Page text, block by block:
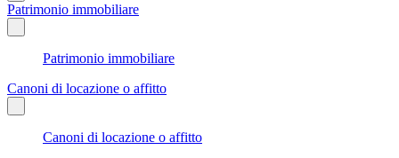
Patrimonio immobiliare
Patrimonio immobiliare
Canoni di locazione o affitto
Canoni di locazione o affitto